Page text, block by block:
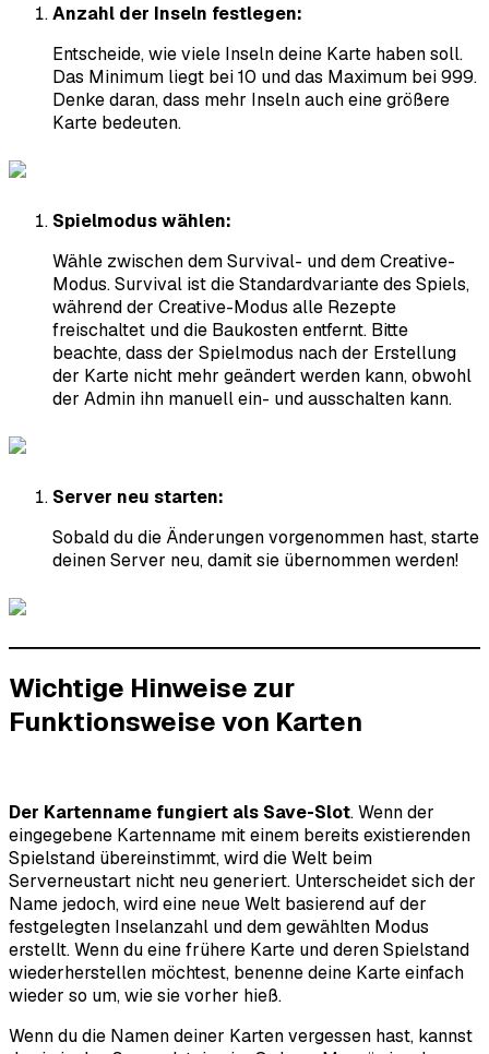
Anzahl der Inseln festlegen:
Entscheide, wie viele Inseln deine Karte haben soll.
Das Minimum liegt bei 10 und das Maximum bei 999.
Denke daran, dass mehr Inseln auch eine größere
Karte bedeuten.
Spielmodus wählen:
Wähle zwischen dem Survival- und dem Creative-
Modus. Survival ist die Standardvariante des Spiels,
während der Creative-Modus alle Rezepte
freischaltet und die Baukosten entfernt. Bitte
beachte, dass der Spielmodus nach der Erstellung
der Karte nicht mehr geändert werden kann, obwohl
der Admin ihn manuell ein- und ausschalten kann.
Server neu starten:
Sobald du die Änderungen vorgenommen hast, starte
deinen Server neu, damit sie übernommen werden!
Wichtige Hinweise zur
Funktionsweise von Karten
Der Kartenname fungiert als Save-Slot. Wenn der
eingegebene Kartenname mit einem bereits existierenden
Spielstand übereinstimmt, wird die Welt beim
Serverneustart nicht neu generiert. Unterscheidet sich der
Name jedoch, wird eine neue Welt basierend auf der
festgelegten Inselanzahl und dem gewählten Modus
erstellt. Wenn du eine frühere Karte und deren Spielstand
wiederherstellen möchtest, benenne deine Karte einfach
wieder so um, wie sie vorher hieß.
Wenn du die Namen deiner Karten vergessen hast, kannst